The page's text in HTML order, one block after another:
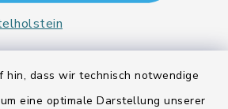
hin, dass wir technisch notwendige
eine optimale Darstellung unserer